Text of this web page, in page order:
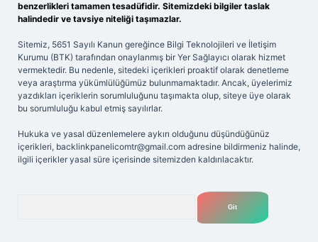
benzerlikleri tamamen tesadüfidir. Sitemizdeki bilgiler taslak
halindedir ve tavsiye niteliği taşımazlar.
Sitemiz, 5651 Sayılı Kanun gereğince Bilgi Teknolojileri ve İletişim
Kurumu (BTK) tarafından onaylanmış bir Yer Sağlayıcı olarak hizmet
vermektedir. Bu nedenle, sitedeki içerikleri proaktif olarak denetleme
veya araştırma yükümlülüğümüz bulunmamaktadır. Ancak, üyelerimiz
yazdıkları içeriklerin sorumluluğunu taşımakta olup, siteye üye olarak
bu sorumluluğu kabul etmiş sayılırlar.
Hukuka ve yasal düzenlemelere aykırı olduğunu düşündüğünüz
içerikleri, backlinkpanelicomtr@gmail.com adresine bildirmeniz halinde,
ilgili içerikler yasal süre içerisinde sitemizden kaldırılacaktır.